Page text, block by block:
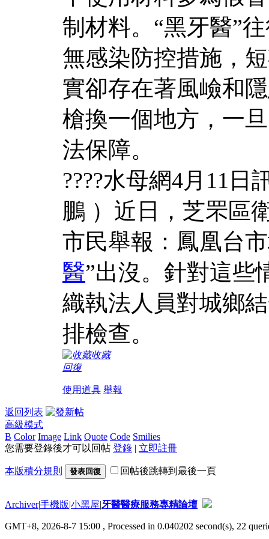
制材料。“黑牙醫”
無感染防控措施，
實卻存在著風嶮和
槍換一個地方，一
法保障。
????水母網4月11
鵬 ）近日，芝罘區
市民舉報：鳳凰台
醫”出沒。針對這些
織執法人員對城鄉
排檢查。
收藏
回復
使用道具 舉報
返回列表
高級模式
B Color Image Link Quote Code Smilies
您需要登錄後才可以回帖 登錄 | 立即註冊
本版積分規則 發表回復 回帖後跳轉到最後一頁
Archiver|手機版|小黑屋|牙醫醫療服務專精論壇
GMT+8, 2026-8-7 15:00 , Processed in 0.040202 second(s), 22